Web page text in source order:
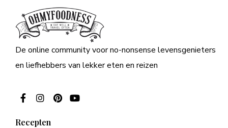
De online community voor no-nonsense levensgenieters
en liefhebbers van lekker eten en reizen
Recepten